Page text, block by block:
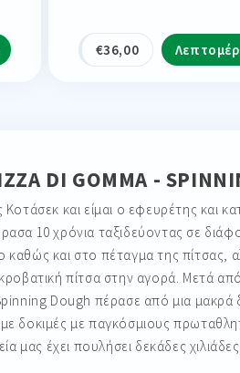
€36,00
DI GOMMA -
και είμαι ο εφευρέτης και
10 χρόνια ταξιδεύοντας σε
καθώς και στο πέταγμα της πίτσας,
πίτσα στην αγορά. Μετά
Dough πέρασε από μια μακρά
δοκιμές με παγκόσμιους
μας έχει πουλήσει δεκάδες